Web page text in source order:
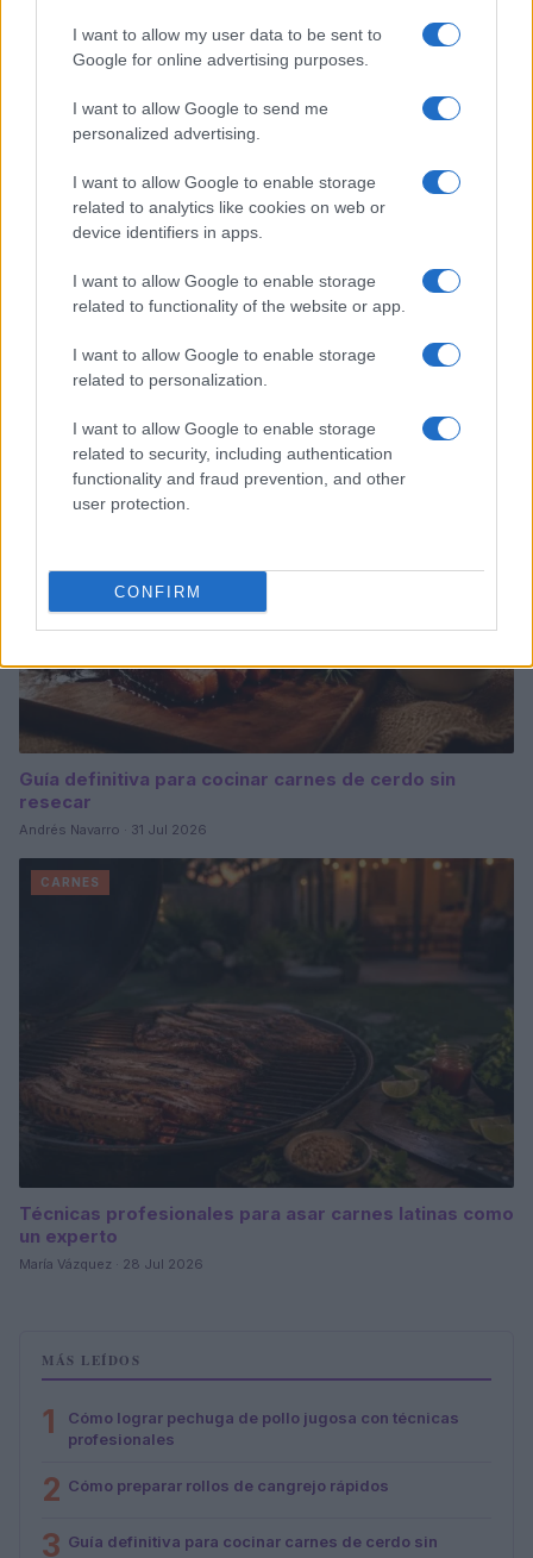
I want to allow my user data to be sent to
Google for online advertising purposes.
I want to allow Google to send me
personalized advertising.
I want to allow Google to enable storage
related to analytics like cookies on web or
device identifiers in apps.
I want to allow Google to enable storage
related to functionality of the website or app.
I want to allow Google to enable storage
related to personalization.
I want to allow Google to enable storage
related to security, including authentication
functionality and fraud prevention, and other
user protection.
CONFIRM
Cómo lograr pechuga de pollo jugosa con técnicas
profesionales
Lucía Fernández · 4 Ago 2026
CARNES
Guía definitiva para cocinar carnes de cerdo sin
resecar
Andrés Navarro · 31 Jul 2026
CARNES
Técnicas profesionales para asar carnes latinas como
un experto
María Vázquez · 28 Jul 2026
MÁS LEÍDOS
1
Cómo lograr pechuga de pollo jugosa con técnicas
profesionales
2 Cómo preparar rollos de cangrejo rápidos
3 Guía definitiva para cocinar carnes de cerdo sin